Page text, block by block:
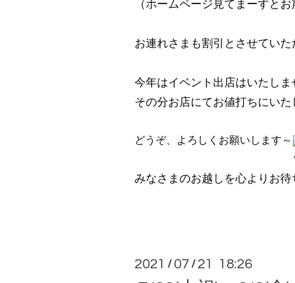
（ホームページ見てまーすとお
お連れさまも割引とさせてい
今年はイベント出店はいたしま
その分お店にてお値打ちにいた
どうぞ、よろしくお願いします～
みなさまのお越しを心よりお待
2021 / 07 / 21 18:26